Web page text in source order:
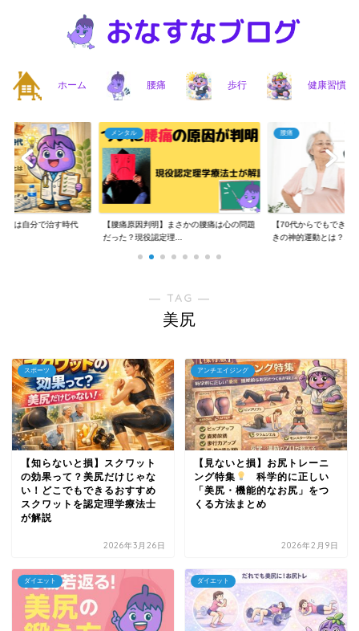
ホーム 腰痛 歩行 健康習慣
痛は自分で治す時代
メンタル
【腰痛原因判明】まさかの腰痛は心の問題
だった？現役認定理...
腰痛
【70代からでもできる
きの神的運動とは？...
― TAG ―
美尻
スポーツ
【知らないと損】スクワット
の効果って？美尻だけじゃな
い！どこでもできるおすすめ
スクワットを認定理学療法士
が解説
2026年3月26日
アンチエイジング
【見ないと損】お尻トレーニ
ング特集
科学的に正しい
「美尻・機能的なお尻」をつ
くる方法まとめ
2026年2月9日
ダイエット ダイエット